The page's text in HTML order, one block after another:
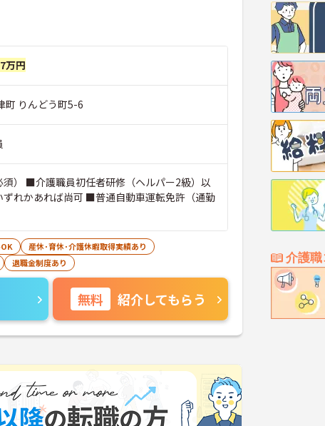
介護
万円
町 りんどう町5-6
） ■介護職員初任者研修（ヘルパー2級）以
れかあれば尚可 ■普通自動車運転免許（通勤
産休･育休･介護休暇取得実績あり
退職金制度あり
無料 紹介してもらう